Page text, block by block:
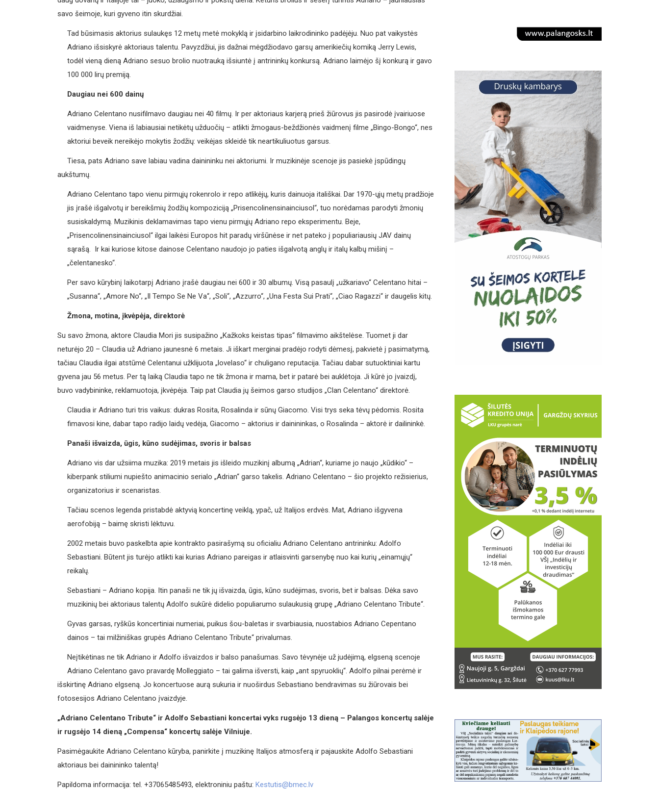
savo šeimoje, kuri gyveno itin skurdžiai.
Tad būsimasis aktorius sulaukęs 12 metų metė mokyklą ir įsidarbino laikrodininko padėjėju. Nuo pat vaikystės
Adriano išsiskyrė aktoriaus talentu. Pavyzdžiui, jis dažnai mėgdžiodavo garsų amerikiečių komiką Jerry Lewis,
todėl vieną dieną Adriano sesuo brolio nuotrauką išsiuntė į antrininkų konkursą. Adriano laimėjo šį konkurą ir gavo
100 000 lirų premiją.
Daugiau nei 600 dainų
Adriano Celentano nusifilmavo daugiau nei 40 filmų. Ir per aktoriaus karjerą prieš žiūrovus jis pasirodė įvairiuose
vaidmenyse. Viena iš labiausiai netikėtų užduočių – atlikti žmogaus-beždžionės vaidmenį filme „Bingo-Bongo“, nes
aktoriui beveik nereikėjo mokytis žodžių: veikėjas skleidė tik neartikuliuotus garsus.
Tiesa, pats Adriano save labiau vadina dainininku nei aktoriumi. Ir muzikinėje scenoje jis pasiekė įspūdingų
aukštumų.
Adriano Celentano tapo vienu pirmųjų rokenrolo ir repo atlikėjų, kuris dainuoja itališkai. Dar 1970-ųjų metų pradžioje
jis įrašė išgalvotų ir bereikšmių žodžių kompoziciją „Prisencolinensinainciusol“, tuo norėdamas parodyti žmonių
susiskaldymą. Muzikinis deklamavimas tapo vienu pirmųjų Adriano repo eksperimentu. Beje,
„Prisencolinensinainciusol“ ilgai laikėsi Europos hit paradų viršūnėse ir net pateko į populiariausių JAV dainų
sąrašą. Ir kai kuriose kitose dainose Celentano naudojo jo paties išgalvotą anglų ir italų kalbų mišinį –
„čelentanesko“.
Per savo kūrybinį laikotarpį Adriano įrašė daugiau nei 600 ir 30 albumų. Visą pasaulį „užkariavo“ Celentano hitai –
„Susanna“, „Amore No“, „Il Tempo Se Ne Va“, „Soli“, „Azzurro“, „Una Festa Sui Prati“, „Ciao Ragazzi“ ir daugelis kitų.
Žmona, motina, įkvėpėja, direktorė
Su savo žmona, aktore Claudia Mori jis susipažino „Kažkoks keistas tipas“ filmavimo aikštelėse. Tuomet ji dar
neturėjo 20 – Claudia už Adriano jaunesnė 6 metais. Ji iškart merginai pradėjo rodyti dėmesį, pakvietė į pasimatymą,
tačiau Claudia ilgai atstūmė Celentanui užklijuota „lovelaso“ ir chuligano reputacija. Tačiau dabar sutuoktiniai kartu
gyvena jau 56 metus. Per tą laiką Claudia tapo ne tik žmona ir mama, bet ir patarė bei auklėtoja. Ji kūrė jo įvaizdį,
buvo vadybininke, reklamuotoja, įkvėpėja. Taip pat Claudia jų šeimos garso studijos „Clan Celentano“ direktorė.
Claudia ir Adriano turi tris vaikus: dukras Rosita, Rosalinda ir sūnų Giacomo. Visi trys seka tėvų pėdomis. Rosita
fimavosi kine, dabar tapo radijo laidų vedėja, Giacomo – aktorius ir dainininkas, o Rosalinda – aktorė ir dailininkė.
Panaši išvaizda, ūgis, kūno sudėjimas, svoris ir balsas
Adriano vis dar užsiima muzika: 2019 metais jis išleido muzikinį albumą „Adrian“, kuriame jo naujo „kūdikio“ –
kiberpank stiliumi nupiešto animacinio serialo „Adrian“ garso takelis. Adriano Celentano – šio projekto režisierius,
organizatorius ir scenaristas.
Tačiau scenos legenda pristabdė aktyvią koncertinę veiklą, ypač, už Italijos erdvės. Mat, Adriano išgyvena
aerofobiją – baimę skristi lėktuvu.
2002 metais buvo paskelbta apie kontrakto pasirašymą su oficialiu Adriano Celentano antrininku: Adolfo
Sebastiani. Būtent jis turėjo atlikti kai kurias Adriano pareigas ir atlaisvinti garsenybę nuo kai kurių „einamųjų“
reikalų.
Sebastiani – Adriano kopija. Itin panaši ne tik jų išvaizda, ūgis, kūno sudėjimas, svoris, bet ir balsas. Dėka savo
muzikinių bei aktoriaus talentų Adolfo sukūrė didelio populiarumo sulaukusią grupę „Adriano Celentano Tribute“.
Gyvas garsas, ryškūs koncertiniai numeriai, puikus šou-baletas ir svarbiausia, nuostabios Adriano Cepentano
dainos – tai milžiniškas grupės Adriano Celentano Tribute“ privalumas.
Neįtikėtinas ne tik Adriano ir Adolfo išvaizdos ir balso panašumas. Savo tėvynėje už judėjimą, elgseną scenoje
Adriano Celentano gavo pravardę Molleggiato – tai galima išversti, kaip „ant spyruoklių“. Adolfo pilnai perėmė ir
išskirtinę Adriano elgseną. Jo koncertuose aurą sukuria ir nuoširdus Sebastiano bendravimas su žiūrovais bei
fotosesijos Adriano Celentano įvaizdyje.
„Adriano Celentano Tribute“ ir Adolfo Sebastiani koncertai vyks rugsėjo 13 dieną – Palangos koncertų salėje
ir rugsėjo 14 dieną „Compensa“ koncertų salėje Vilniuje.
Pasimėgaukite Adriano Celentano kūryba, panirkite į muzikinę Italijos atmosferą ir pajauskite Adolfo Sebastiani
aktoriaus bei dainininko talentą!
Papildoma informacija: tel. +37065485493, elektroniniu paštu: Kestutis@bmec.lv